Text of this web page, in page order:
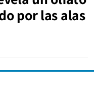
por las alas